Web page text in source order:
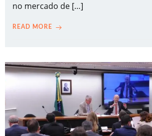
no mercado de […]
READ MORE